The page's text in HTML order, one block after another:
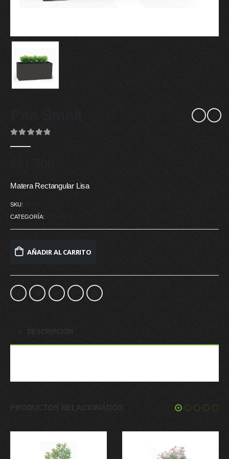
Matera Rectangular Lisa
SKU:
CATEGORÍA:
AÑADIR AL CARRITO
DESCRIPCIÓN
PRODUCTOS RELACIONADOS